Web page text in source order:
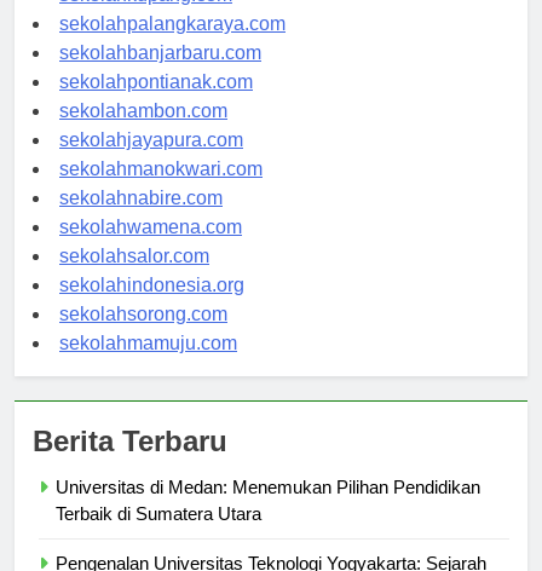
sekolahkupang.com
sekolahpalangkaraya.com
sekolahbanjarbaru.com
sekolahpontianak.com
sekolahambon.com
sekolahjayapura.com
sekolahmanokwari.com
sekolahnabire.com
sekolahwamena.com
sekolahsalor.com
sekolahindonesia.org
sekolahsorong.com
Universitas di Medan: Menemukan Pilihan Pendidikan